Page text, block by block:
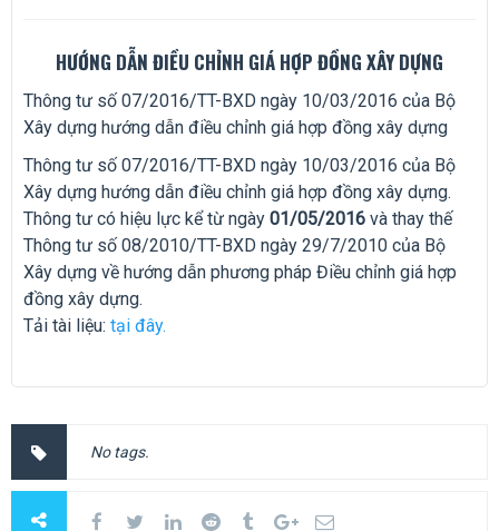
HƯỚNG DẪN ĐIỀU CHỈNH GIÁ HỢP ĐỒNG XÂY DỰNG
Thông tư số 07/2016/TT-BXD ngày 10/03/2016 của Bộ
Xây dựng hướng dẫn điều chỉnh giá hợp đồng xây dựng
Thông tư số 07/2016/TT-BXD ngày 10/03/2016 của Bộ
Xây dựng hướng dẫn điều chỉnh giá hợp đồng xây dựng.
Thông tư có hiệu lực kể từ ngày 01/05/2016 và thay thế
Thông tư số 08/2010/TT-BXD ngày 29/7/2010 của Bộ
Xây dựng về hướng dẫn phương pháp Điều chỉnh giá hợp
đồng xây dựng.
Tải tài liệu: tại đây.
No tags.